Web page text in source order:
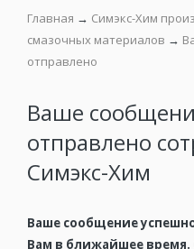
Главная → Симэкс-Хим
смазочных материалов →
отправлено
Ваше
отправлено
Симэкс-Хим
Ваше сообщение
Вам в ближайшее время.